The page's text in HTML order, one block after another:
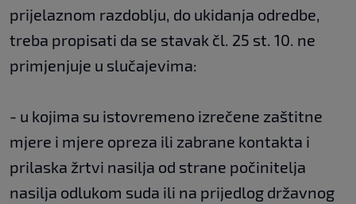
prijelaznom razdoblju, do ukidanja odredbe,
treba propisati da se stavak čl. 25 st. 10. ne
primjenjuje u slučajevima:
- u kojima su istovremeno izrečene zaštitne
mjere i mjere opreza ili zabrane kontakta i
prilaska žrtvi nasilja od strane počinitelja
nasilja odlukom suda ili na prijedlog državnog